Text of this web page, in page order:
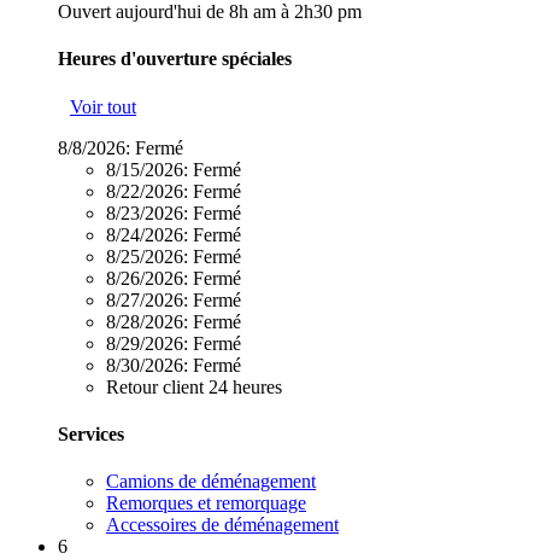
Ouvert aujourd'hui de 8h am à 2h30 pm
Heures d'ouverture spéciales
Voir tout
8/8/2026: Fermé
8/15/2026: Fermé
8/22/2026: Fermé
8/23/2026: Fermé
8/24/2026: Fermé
8/25/2026: Fermé
8/26/2026: Fermé
8/27/2026: Fermé
8/28/2026: Fermé
8/29/2026: Fermé
8/30/2026: Fermé
Retour client 24 heures
Services
Camions de déménagement
Remorques et remorquage
Accessoires de déménagement
6